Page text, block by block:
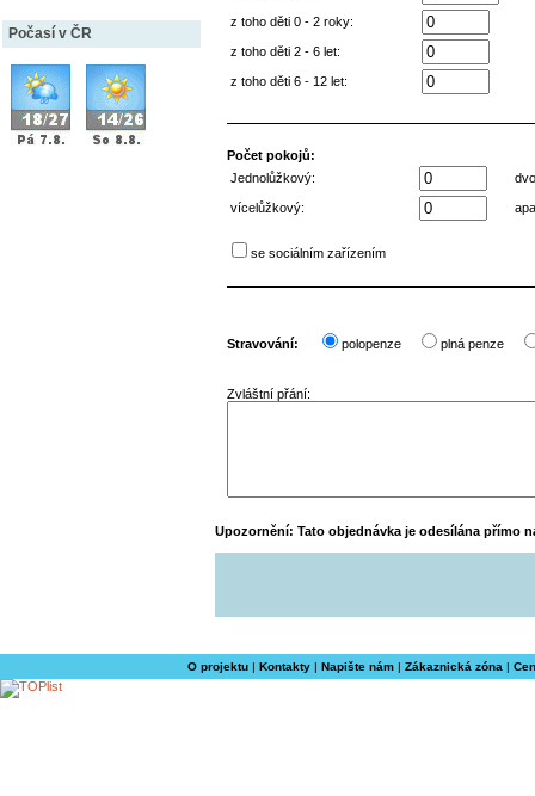
Počasí v ČR
z toho děti 0 - 2 roky:
z toho děti 2 - 6 let:
z toho děti 6 - 12 let:
Počet pokojů:
Jednolůžkový:
vícelůžkový:
se sociálním zařízením
Stravování: polopenze plná penze
Zvláštní přání:
Upozornění: Tato objednávka je odesílána přímo
O projektu| Kontakty| Napište nám| Zákaznická zóna |